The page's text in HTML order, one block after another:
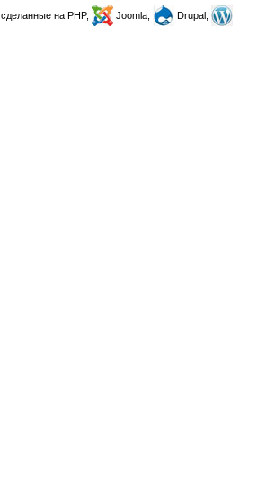
, сделанные на PHP, Joomla,
Drupal,